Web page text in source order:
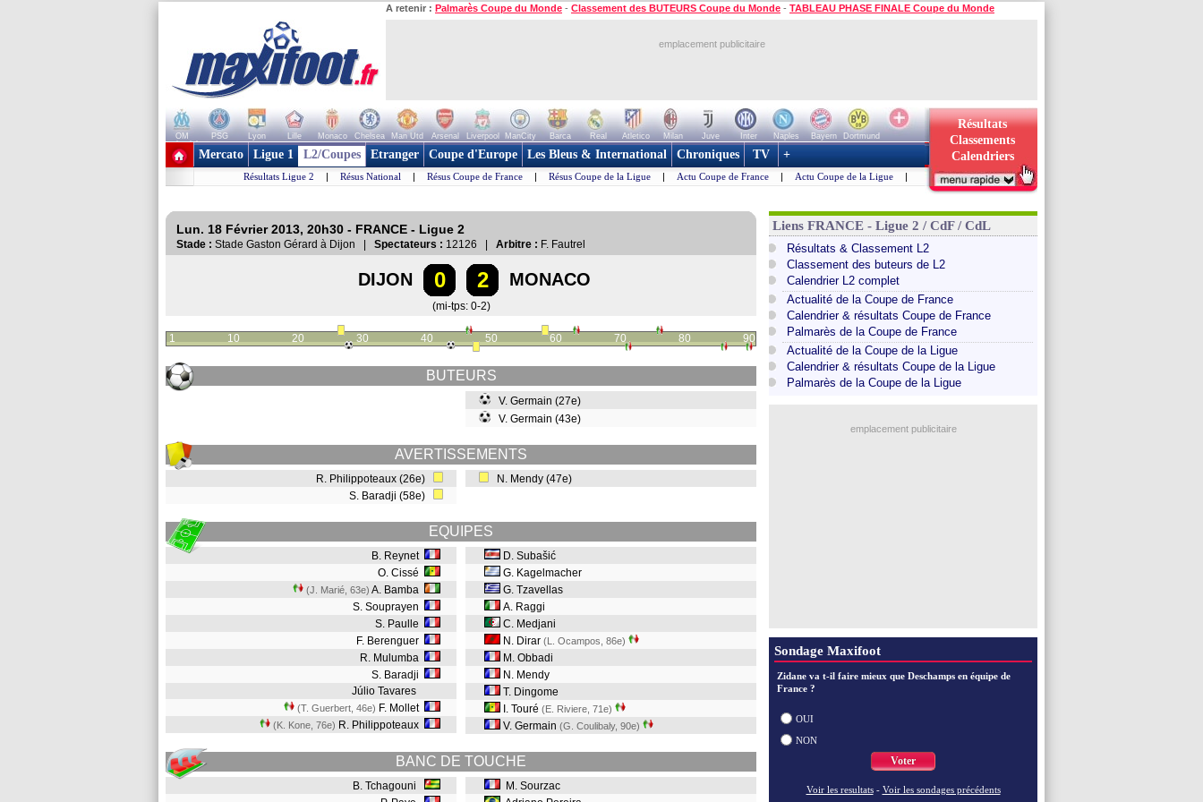
A retenir : Palmarès Coupe du Monde - Classement des BUTEURS Coupe du Monde - TABLEAU PHASE FINALE Coupe du Monde
emplacement publicitaire
OM PSG Lyon Lille Monaco Chelsea Man Utd Arsenal Liverpool ManCity Barca Real Atletico Milan Juve Inter Naples Bayern
Dortmund
+ de clubs
Résultats
Classements
Calendriers
Mercato Ligue 1 L2/Coupes Etranger Coupe d'Europe Les Bleus & International Chroniques TV +
Résultats Ligue 2 | Résus National | Résus Coupe de France | Résus Coupe de la Ligue | Actu Coupe de France | Actu Coupe de la Ligue |
Lun. 18 Février 2013, 20h30 - FRANCE - Ligue 2
Stade : Stade Gaston Gérard à Dijon | Spectateurs : 12126 | Arbitre : F. Fautrel
DIJON 0 2 MONACO
(mi-tps: 0-2)
1 10 20 30 40 50 60 70 80 90
BUTEURS
V. Germain (27e)
V. Germain (43e)
AVERTISSEMENTS
R. Philippoteaux (26e)
S. Baradji (58e)
N. Mendy (47e)
EQUIPES
B. Reynet
O. Cissé
(J. Marié, 63e) A. Bamba
S. Souprayen
S. Paulle
F. Berenguer
R. Mulumba
S. Baradji
Júlio Tavares
(T. Guerbert, 46e) F. Mollet
(K. Kone, 76e) R. Philippoteaux
D. Subašić
G. Kagelmacher
G. Tzavellas
A. Raggi
C. Medjani
N. Dirar (L. Ocampos, 86e)
M. Obbadi
N. Mendy
T. Dingome
I. Touré (E. Riviere, 71e)
V. Germain (G. Coulibaly, 90e)
BANC DE TOUCHE
B. Tchagouni
M. Sourzac
Liens FRANCE - Ligue 2 / CdF / CdL
Résultats & Classement L2
Classement des buteurs de L2
Calendrier L2 complet
Actualité de la Coupe de France
Calendrier & résultats Coupe de France
Palmarès de la Coupe de France
Actualité de la Coupe de la Ligue
Calendrier & résultats Coupe de la Ligue
Palmarès de la Coupe de la Ligue
emplacement publicitaire
Sondage Maxifoot
Zidane va t-il faire mieux que Deschamps en équipe de
France ?
OUI
NON
Voter
Voir les resultats - Voir les sondages précédents